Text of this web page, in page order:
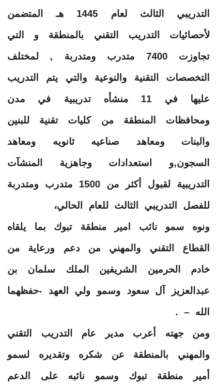
التدريبي الثالث لعام 1445 هـ المتضمن
لأحصائيات التدريب التقني بالمنطقة و التي
تجاوزت 7400 متدرب ومتدربة , لمختلف
التخصصات التقنية والنوعية والتي يتم التدريب
عليها في 11 منشأه تدريبية في مدن
ومحافظات المنطقة من كليات تقنية للبنين
والبنات ومعاهد صناعيه ثانويه ومعاهد
السجون,و استعدادات وجاهزية المنشآت
التدريبية لقبول أكثر من 1500 متدرب ومتدربة
للفصل التدريبي الثالث للعام الحالي،
ونوه سمو نائب امير منطقة تبوك بما يلقاه
القطاع التقني والمهني من دعم ورعاية من
خادم الحرمين الشريفين الملك سلمان بن
عبدالعزيز آل سعود وسمو ولي العهد -حفظهما
الله – .
ومن جهته أعرب مدير عام التدريب التقني
والمهني بالمنطقة عن شكره وتقديره لسمو
أمير منطقة تبوك وسمو نائبه على الدعم